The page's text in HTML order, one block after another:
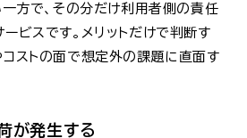
方で、その分だけ利用者側の責任
ビスです。メリットだけで判断す
コストの面で想定外の課題に直面す
が発生する